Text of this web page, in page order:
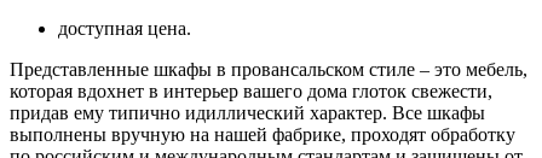
доступная цена.
Представленные шкафы в провансальском стиле – это мебель,
которая вдохнет в интерьер вашего дома глоток свежести,
придав ему типично идиллический характер. Все шкафы
выполнены вручную на нашей фабрике, проходят обработку